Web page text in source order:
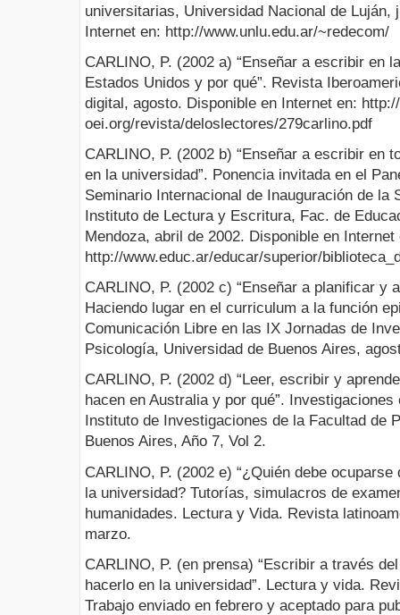
universitarias, Universidad Nacional de Luján,
Internet en: http://www.unlu.edu.ar/~redecom/
CARLINO, P. (2002 a) “Enseñar a escribir en
Estados Unidos y por qué”. Revista
digital, agosto. Disponible en Internet en:
oei.org/revista/deloslectores/279carlino.pdf
CARLINO, P. (2002 b) “Enseñar a escribir en
en la universidad”. Ponencia invitada en el
Seminario Internacional de Inauguración de la
Instituto de Lectura y Escritura, Fac. de
Mendoza, abril de 2002. Disponible en Internet
http://www.educ.ar/educar/superior/
CARLINO, P. (2002 c) “Enseñar a planificar y
Haciendo lugar en el curriculum a la función
Comunicación Libre en las IX Jornadas de
Psicología, Universidad de Buenos Aires,
CARLINO, P. (2002 d) “Leer, escribir y
hacen en Australia y por qué”.
Instituto de Investigaciones de la Facultad de
Buenos Aires, Año 7, Vol 2.
CARLINO, P. (2002 e) “¿Quién debe
la universidad? Tutorías, simulacros de
humanidades. Lectura y Vida. Revista
marzo.
CARLINO, P. (en prensa) “Escribir a través
hacerlo en la universidad”. Lectura y vida.
Trabajo enviado en febrero y aceptado para